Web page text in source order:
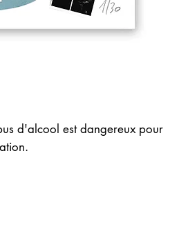
d'alcool est dangereux pour